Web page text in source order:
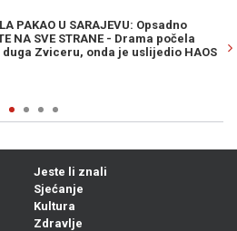
POTVRĐENA OPTUŽNICA PROTIV
knjižila uplate i oštetila državu za
07. Avg. 2026
Jeste li znali
Sjećanje
Kultura
Zdravlje